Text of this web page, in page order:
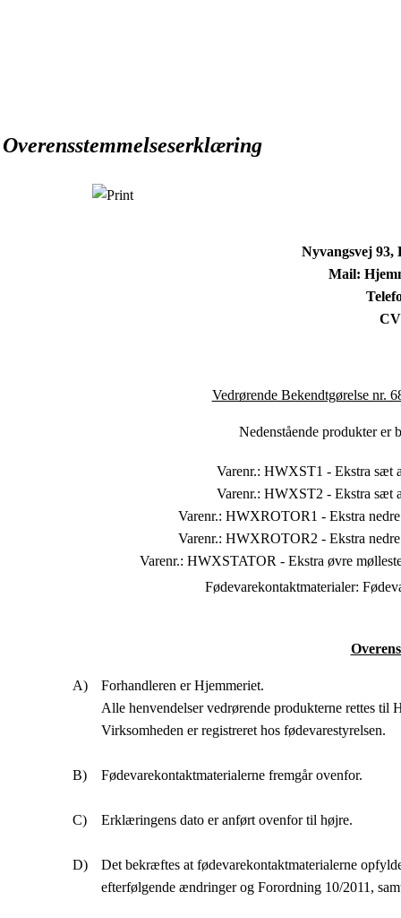
Overensstemmelseserklæring
Nyvangsvej 93,
Mail:
Vedrørende Bekendtgørelse nr.
Nedenstående produkter er
Varenr.: HWXST1 - Ekstra sæt
Varenr.: HWXST2 - Ekstra sæt
Varenr.: HWXROTOR1 - Ekstra
Varenr.: HWXROTOR2 - Ekstra
Varenr.: HWXSTATOR - Ekstra øvre
Fødevarekontaktmaterialer:
Forhandleren er Hjemmeriet.
Alle henvendelser vedrørende produkterne rettes til
Virksomheden er registreret hos fødevarestyrelsen.
Fødevarekontaktmaterialerne fremgår ovenfor.
Erklæringens dato er anført ovenfor til højre.
Det bekræftes at fødevarekontaktmaterialerne
efterfølgende ændringer og Forordning 10/2011,